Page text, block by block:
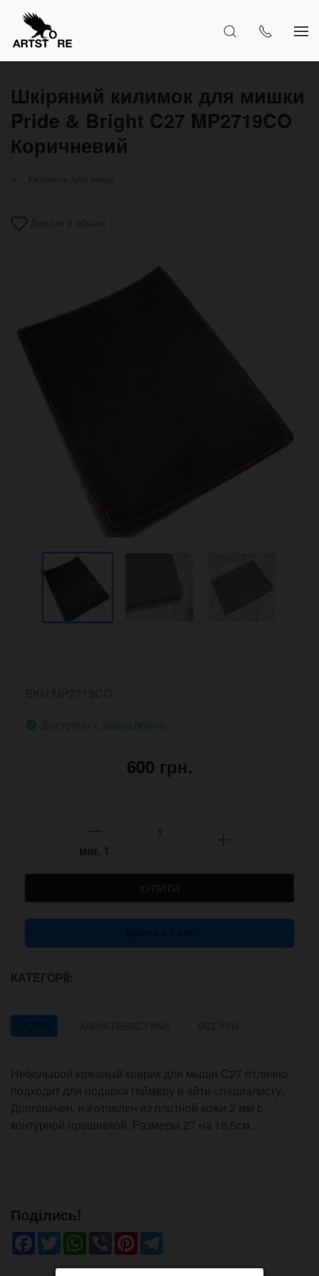
Шкіряний килимок для мишки
Pride & Bright C27 MP2719CO
Коричневий
Доступно к замовленню
600 грн.
мін. 1
КУПИТИ
Купити в 1 клік
КАТЕГОРІЇ:
ОГЛЯД
Небольшой кожаный коврик для мыши С27 отлично
подходит для подарка геймеру и айти-специалисту.
Долговечен, изготовлен из плотной кожи 2 мм с
контурной прошивкой. Размеры 27 на 19,5см.
Поділись!
Facebook
TwitterWhatsApp
ViberPinterest